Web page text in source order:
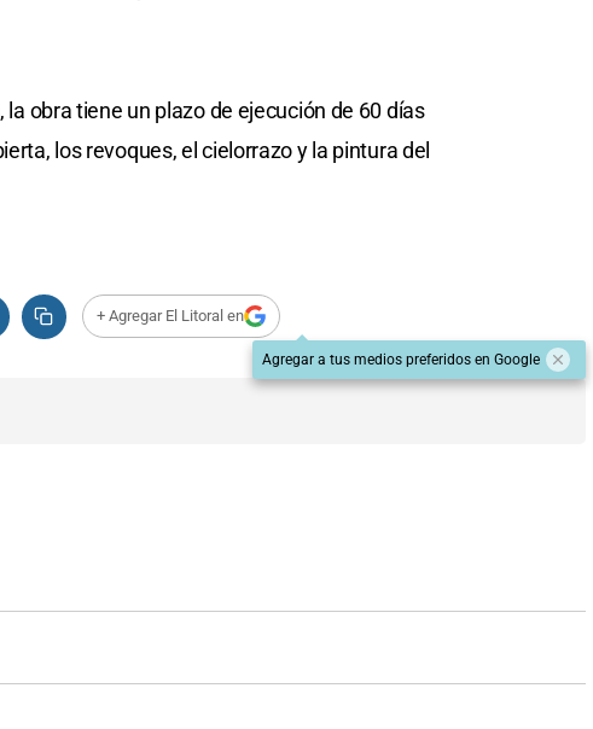
obra tiene un plazo de ejecución de 60 días
los revoques, el cielorrazo y la pintura del
+ Agregar El Litoral en
Agregar a tus medios preferidos en Google